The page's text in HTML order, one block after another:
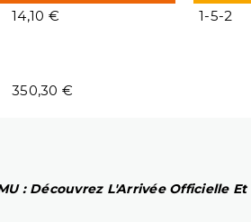
14,10 €
1-5-2
350,30 €
: Découvrez L'Arrivée Officielle